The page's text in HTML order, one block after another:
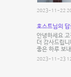
2023-11-22
호스트님의
안녕하세요
더 감사드립
좋은 하루 보
2023-11-23